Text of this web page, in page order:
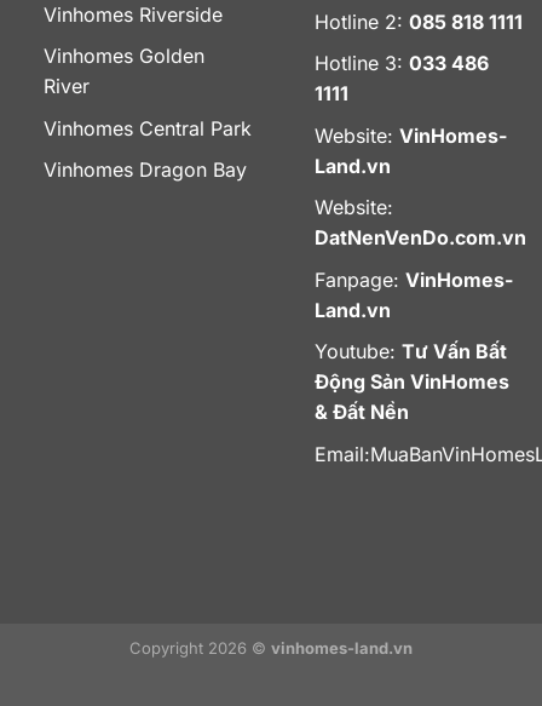
Vinhomes Riverside
Vinhomes Golden
River
Vinhomes Central Park
Vinhomes Dragon Bay
Hotline 2: 085 818 1111
Hotline 3: 033 486
1111
Website: VinHomes-
Land.vn
Website:
DatNenVenDo.com.vn
Fanpage: VinHomes-
Land.vn
Youtube: Tư Vấn Bất
Động Sản VinHomes
& Đất Nền
Email:
Copyright 2026 © vinhomes-land.vn